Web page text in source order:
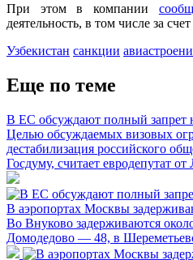
При этом в компании
деятельность, в том числе за
Узбекистан санкции
Еще по теме
В ЕС обсуждают полный запрет
Целью обсуждаемых визовых
дестабилизация российского
Госдуму, считает евродепутат
В аэропортах Москвы
Во Внуково задерживаются
Домодедово — 48, в